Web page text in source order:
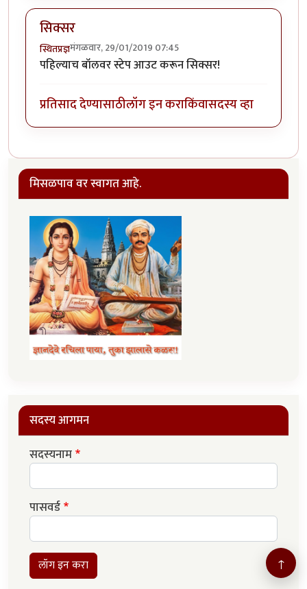
सिक्सर
स्थितप्रज्ञमंगळवार, 29/01/2019 07:45
पहिल्याच बॉलवर स्टेप आउट करून सिक्सर!
प्रतिसाद देण्यासाठीलॉग इन कराकिंवासदस्य व्हा
मिसळपाव वर स्वागत आहे.
सदस्य आगमन
सदस्यनाम
पासवर्ड
लॉग इन करा ↑